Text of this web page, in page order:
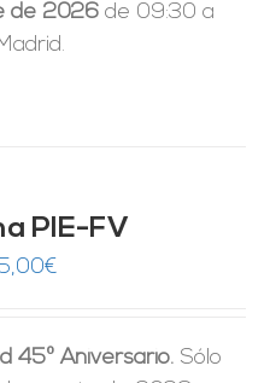
de 2026 de 09:30 a
PIE-FV
€
es:
45º Aniversario. Sólo